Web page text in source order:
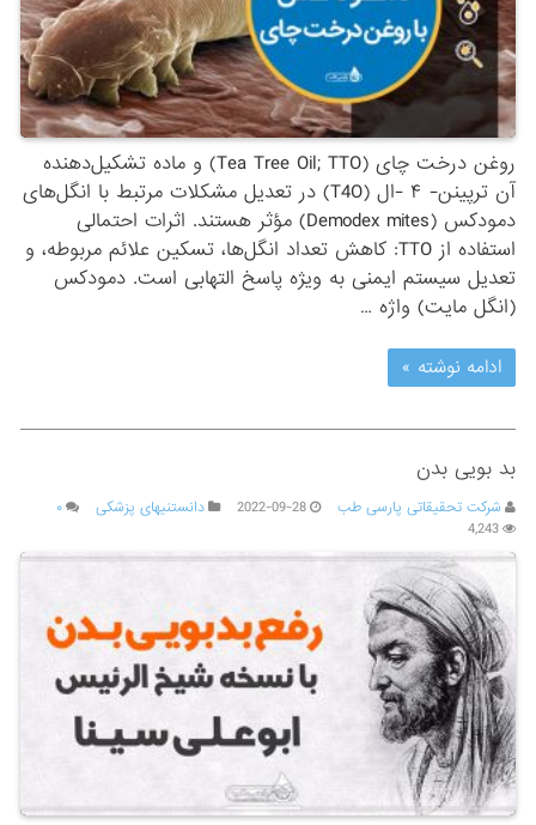
روغن درخت چای (Tea Tree Oil; TTO) و ماده تشکیل‌دهنده
آن ترپینن- ۴ -ال (T4O) در تعدیل مشکلات مرتبط با انگل‌های
دمودکس (Demodex mites) مؤثر هستند. اثرات احتمالی
استفاده از TTO: کاهش تعداد انگل‌ها، تسکین علائم مربوطه، و
تعدیل سیستم ایمنی به ویژه پاسخ التهابی است. دمودکس
(انگل مایت) واژه …
ادامه نوشته »
بد بویی بدن
شرکت تحقیقاتی پارسی طب 2022-09-28 دانستنیهای پزشکی
۰
4,243